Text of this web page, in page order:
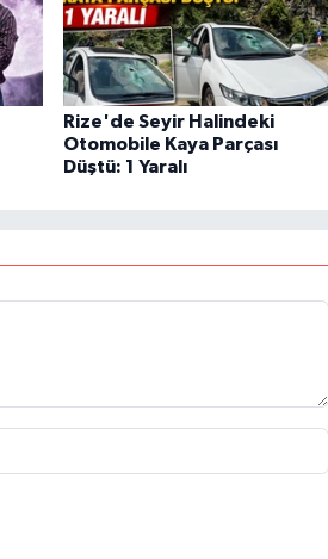
Rize'de Seyir Halindeki
Otomobile Kaya Parçası
Düştü: 1 Yaralı